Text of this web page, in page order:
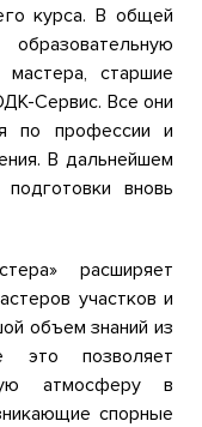
курса. В общей
старшие
Сервис. Все они
по профессии и
В дальнейшем
вновь
расширяет
участков и
объем знаний из
это позволяет
атмосферу в
спорные